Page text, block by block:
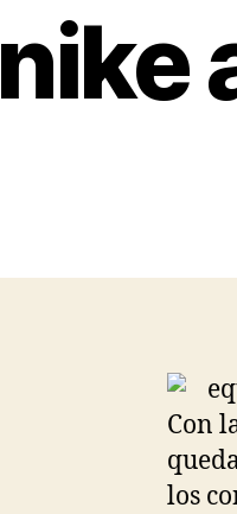
nike
Con
los